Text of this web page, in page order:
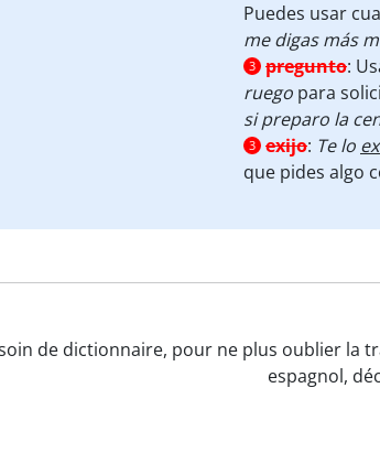
Puedes usar
me digas más
3 pregunto:
ruego para
si preparo la
3 exijo: Te lo
que pides algo
de dictionnaire, pour ne plus oublier la
espagnol,